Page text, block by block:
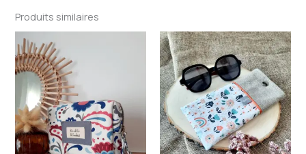
Produits similaires